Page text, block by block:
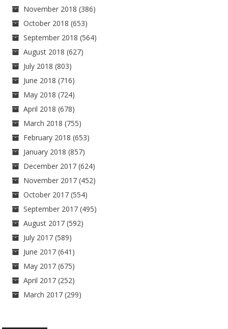
November 2018 (386)
October 2018 (653)
September 2018 (564)
August 2018 (627)
July 2018 (803)
June 2018 (716)
May 2018 (724)
April 2018 (678)
March 2018 (755)
February 2018 (653)
January 2018 (857)
December 2017 (624)
November 2017 (452)
October 2017 (554)
September 2017 (495)
August 2017 (592)
July 2017 (589)
June 2017 (641)
May 2017 (675)
April 2017 (252)
March 2017 (299)